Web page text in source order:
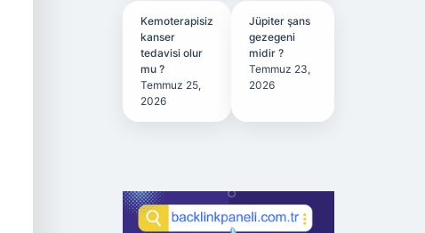
Kemoterapisiz
kanser
tedavisi olur
mu ?
Temmuz 25,
2026
Jüpiter şans
gezegeni
midir ?
Temmuz 23,
2026